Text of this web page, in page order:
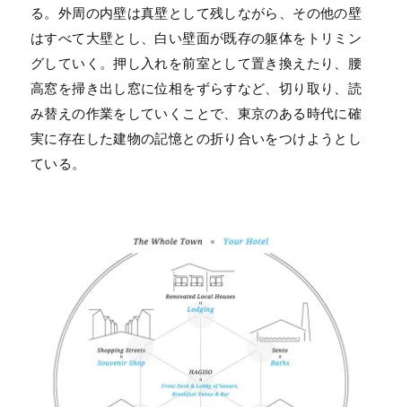
る。外周の内壁は真壁として残しながら、その他の壁
はすべて大壁とし、白い壁面が既存の躯体をトリミン
グしていく。押し入れを前室として置き換えたり、腰
高窓を掃き出し窓に位相をずらすなど、切り取り、読
み替えの作業をしていくことで、東京のある時代に確
実に存在した建物の記憶との折り合いをつけようとし
ている。